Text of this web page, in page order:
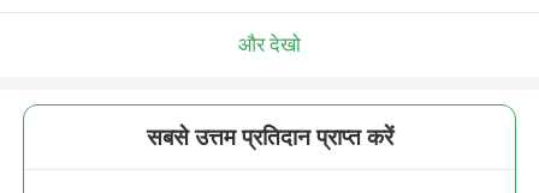
और देखो
सबसे उत्तम प्रतिदान प्राप्त करें